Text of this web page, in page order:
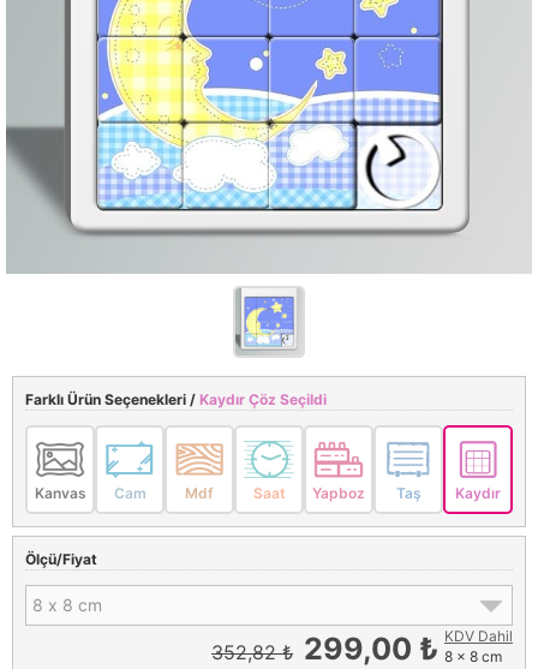
Farklı Ürün Seçenekleri / Kaydır Çöz Seçildi
Kanvas Cam Mdf Saat Yapboz Taş Kaydır
Ölçü/Fiyat
8 x 8 cm
352,82 ₺ 299,00 ₺ KDV Dahil
8 x 8 cm